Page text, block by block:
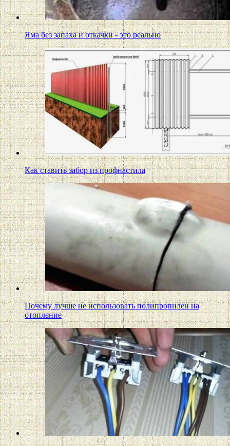
Яма без запаха и откачки - это реально
Как ставить забор из профнастила
Почему лучше не использовать полипропилен на
отопление